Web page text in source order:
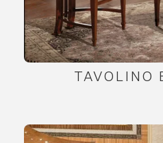
TAVOLINO